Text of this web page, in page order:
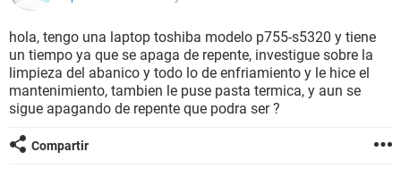
hola, tengo una laptop toshiba modelo p755-s5320 y tiene
un tiempo ya que se apaga de repente, investigue sobre la
limpieza del abanico y todo lo de enfriamiento y le hice el
mantenimiento, tambien le puse pasta termica, y aun se
sigue apagando de repente que podra ser ?
Compartir